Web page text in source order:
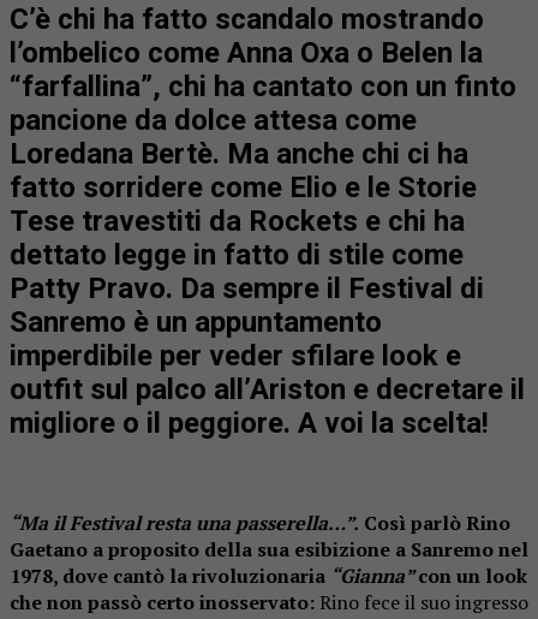
C’è chi ha fatto scandalo mostrando
l’ombelico come Anna Oxa o Belen la
“farfallina”, chi ha cantato con un finto
pancione da dolce attesa come
Loredana Bertè. Ma anche chi ci ha
fatto sorridere come Elio e le Storie
Tese travestiti da Rockets e chi ha
dettato legge in fatto di stile come
Patty Pravo. Da sempre il Festival di
Sanremo è un appuntamento
imperdibile per veder sfilare look e
outfit sul palco all’Ariston e decretare il
migliore o il peggiore. A voi la scelta!
“Ma il Festival resta una passerella…”. Così parlò Rino
Gaetano a proposito della sua esibizione a Sanremo nel
1978, dove cantò la rivoluzionaria “Gianna”con un look
che non passò certo inosservato: Rino fece il suo ingresso